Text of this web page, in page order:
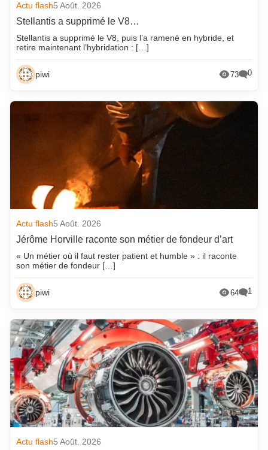
Actu flash5 Août. 2026
Stellantis a supprimé le V8…
Stellantis a supprimé le V8, puis l’a ramené en hybride, et
retire maintenant l’hybridation : […]
piwi 73 0
Actu flash5 Août. 2026
Jérôme Horville raconte son métier de fondeur d’art
« Un métier où il faut rester patient et humble » : il raconte
son métier de fondeur […]
piwi 64 1
Actu flash5 Août. 2026